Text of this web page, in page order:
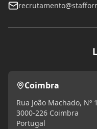
Coimbra
Rua João Machado, Nº
3000-226 Coimbra
Portugal